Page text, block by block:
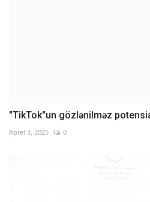
"TikTok"un gözlənilməz potensial
Aprel 3, 2025 0